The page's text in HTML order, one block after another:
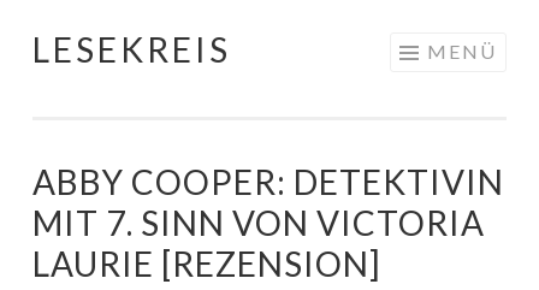
Springe
LESEKREIS MENÜ
ABBY COOPER: DETEKTIVIN
MIT 7. SINN VON VICTORIA
LAURIE [REZENSION]